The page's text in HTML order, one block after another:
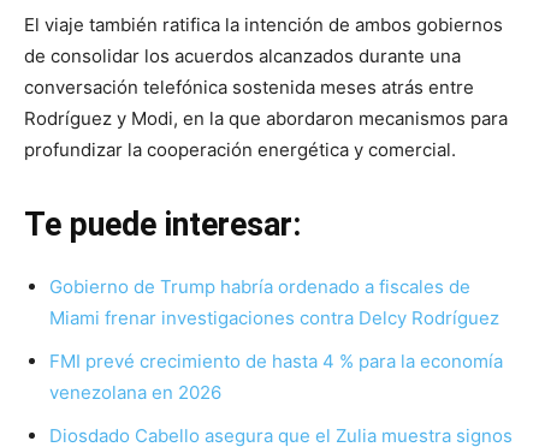
El viaje también ratifica la intención de ambos gobiernos
de consolidar los acuerdos alcanzados durante una
conversación telefónica sostenida meses atrás entre
Rodríguez y Modi, en la que abordaron mecanismos para
profundizar la cooperación energética y comercial.
Te puede interesar:
Gobierno de Trump habría ordenado a fiscales de
Miami frenar investigaciones contra Delcy Rodríguez
FMI prevé crecimiento de hasta 4 % para la economía
venezolana en 2026
Diosdado Cabello asegura que el Zulia muestra signos